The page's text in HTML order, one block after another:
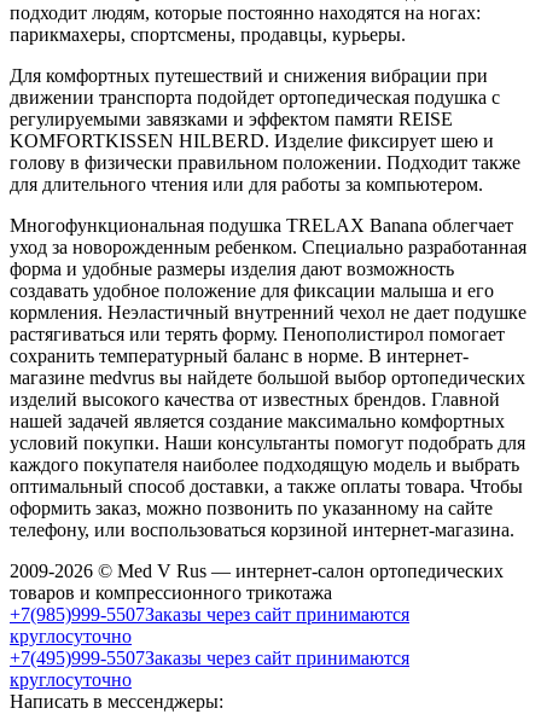
подходит людям, которые постоянно находятся на ногах:
парикмахеры, спортсмены, продавцы, курьеры.
Для комфортных путешествий и снижения вибрации при
движении транспорта подойдет ортопедическая подушка с
регулируемыми завязками и эффектом памяти REISE
KOMFORTKISSEN HILBERD. Изделие фиксирует шею и
голову в физически правильном положении. Подходит также
для длительного чтения или для работы за компьютером.
Многофункциональная подушка TRELAX Banana облегчает
уход за новорожденным ребенком. Специально разработанная
форма и удобные размеры изделия дают возможность
создавать удобное положение для фиксации малыша и его
кормления. Неэластичный внутренний чехол не дает подушке
растягиваться или терять форму. Пенополистирол помогает
сохранить температурный баланс в норме. В интернет-
магазине medvrus вы найдете большой выбор ортопедических
изделий высокого качества от известных брендов. Главной
нашей задачей является создание максимально комфортных
условий покупки. Наши консультанты помогут подобрать для
каждого покупателя наиболее подходящую модель и выбрать
оптимальный способ доставки, а также оплаты товара. Чтобы
оформить заказ, можно позвонить по указанному на сайте
телефону, или воспользоваться корзиной интернет-магазина.
2009-2026 © Med V Rus — интернет-салон ортопедических
товаров и компрессионного трикотажа
+7(985)999-5507Заказы через сайт принимаются
круглосуточно
+7(495)999-5507Заказы через сайт принимаются
круглосуточно
Написать в мессенджеры: